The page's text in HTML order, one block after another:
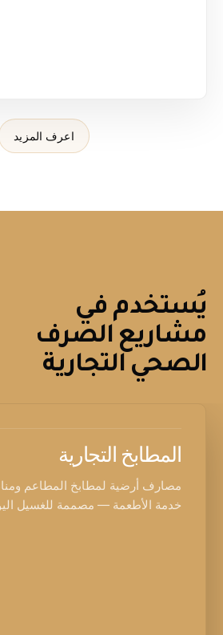
اعرف المزيد
يُستخدم في
مشاريع الصرف
الصحي التجارية
المطابخ التجارية
مصارف أرضية لمطابخ المطاعم
خدمة الأطعمة — مصممة للغسيل